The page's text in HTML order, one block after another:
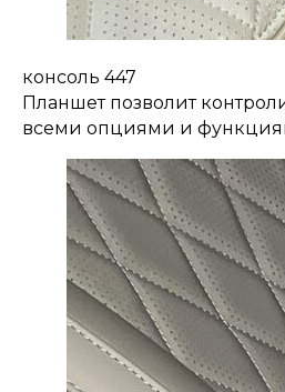
консоль 447
Планшет позволит
всеми опциями и